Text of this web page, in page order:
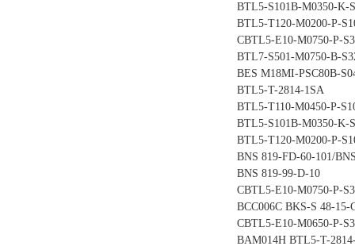
BTL5-S101B-M0350-K-
BTL5-T120-M0200-P-
CBTL5-E10-M0750-P-
BTL7-S501-M0750-B-
BES M18MI-PSC80B-
BTL5-T-2814-1SA
BTL5-T110-M0450-P-
BTL5-S101B-M0350-K-
BTL5-T120-M0200-P-
BNS 819-FD-60-101/
BNS 819-99-D-10
CBTL5-E10-M0750-P-
BCC006C BKS-S 48-15-
CBTL5-E10-M0650-P-
BAM014H BTL5-T-